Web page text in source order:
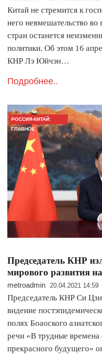
Китай не стремится к
него невмешательство во
стран останется
политики. Об этом 16
КНР Лэ Юйчэн…
Подробнее..
РОССИЯ-КИТАЙ:
ГЛАВНОЕ
Председатель КНР
мирового развития
metroadmin 20.04.2021 14:59
Председатель КНР Си
видение
полях Боаоского
речи «В трудные
прекрасного будущего»